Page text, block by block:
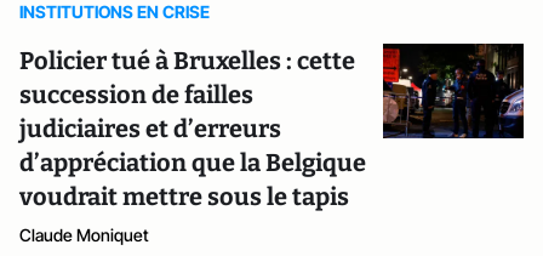
INSTITUTIONS EN CRISE
Policier tué à Bruxelles : cette
succession de failles
judiciaires et d’erreurs
d’appréciation que la Belgique
voudrait mettre sous le tapis
Claude Moniquet